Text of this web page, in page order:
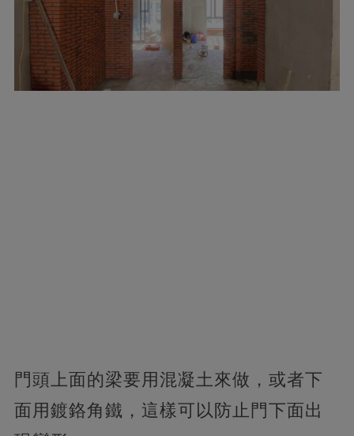
門頭上面的梁要用混凝土來做，或者下
面用鍍鉻角鐵，這樣可以防止門下面出